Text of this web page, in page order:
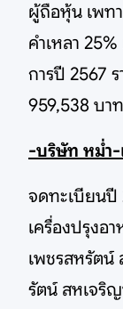
ผู้ถือหุ้น เพท
คำเหลา
การปี 2567
959,538 บาท
-บริษัท หม่ำ-
จดทะเบียนปี
เครื่องปรุงอ
เพชรสหรัต
รัตน์ สหเจริ